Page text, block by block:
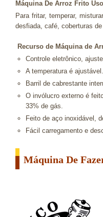
Máquina De Arroz Frito
Para fritar, temperar,
desfiada, café, coberturas
Recurso de Máquina de
Controle eletrônico,
A temperatura é ajustável.
Barril de cabrestante
O invólucro externo é
33% de gás.
Feito de aço inoxidável,
Fácil carregamento e
Máquina De